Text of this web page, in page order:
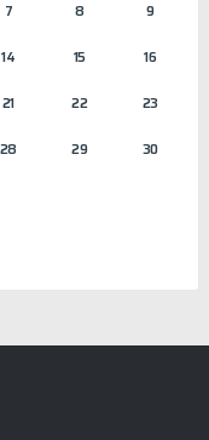
7 8 9
14 15 16
21 22 23
28 29 30